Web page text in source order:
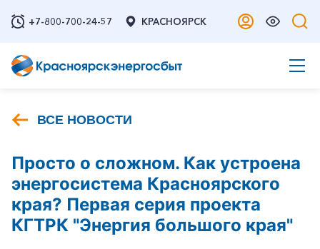
+7-800-700-24-57 КРАСНОЯРСК
ВСЕ НОВОСТИ
Просто о сложном. Как устроена
энергосистема Красноярского
края? Первая серия проекта
КГТРК "Энергия большого края"